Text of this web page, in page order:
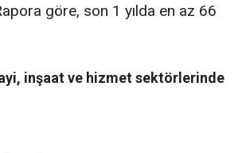
göre, son 1 yılda en az 66
inşaat ve hizmet sektörlerinde